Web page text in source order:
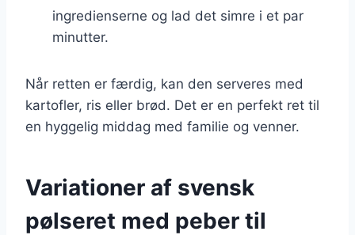
ingredienserne og lad det simre i et par
minutter.
Når retten er færdig, kan den serveres med
kartofler, ris eller brød. Det er en perfekt ret til
en hyggelig middag med familie og venner.
Variationer af svensk
pølseret med peber til